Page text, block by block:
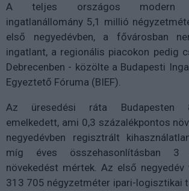
A teljes országos modern
ingatlanállomány 5,1 millió
első negyedévben, a fővárosban
ingatlant, a regionális piacokon pedig
Debrecenben - közölte a Budapesti
Egyeztető Fóruma (BIEF).
Az üresedési ráta Budapesten
emelkedett, ami 0,3 százalékpontos
negyedévben regisztrált
míg éves összehasonlításban 3
növekedést mértek. Az első negyedév
313 705 négyzetméter ipari-logisztikai